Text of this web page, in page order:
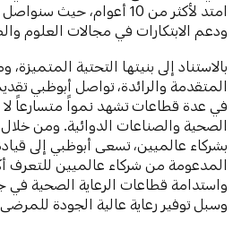
امتد لأكثر من 10 أعوام،
ودعم الابتكارات في مجالات العلوم
بالاستناد إلى بنيتها التحتية
المتقدمة والرائدة، تواصل أبوظبي
في عدة قطاعات تشهد نمواً متسارعاً لا
الصحية والصناعات الدوائية. ومن خلال
بشركاء عالميين، تسعى أبوظبي إلى
المدعومة من شركاء عالميين للتعرف
واستدامة قطاعات الرعاية الصحية في
وسبل توفير رعاية عالية الجودة